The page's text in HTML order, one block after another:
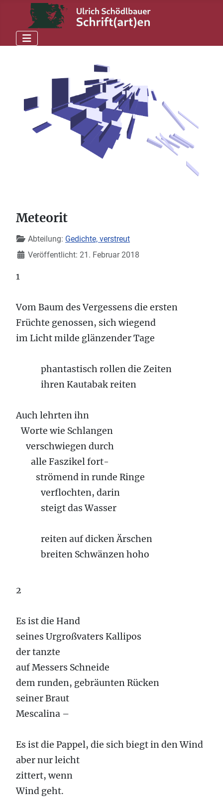
Meteorit
DetailsAbteilung: Gedichte, verstreut
Veröffentlicht: 21. Februar 2018
1
Vom Baum des Vergessens die ersten
Früchte genossen, sich wiegend
im Licht milde glänzender Tage
phantastisch rollen die Zeiten
ihren Kautabak reiten
Auch lehrten ihn
Worte wie Schlangen
verschwiegen durch
alle Faszikel fort-
strömend in runde Ringe
verflochten, darin
steigt das Wasser
reiten auf dicken Ärschen
breiten Schwänzen hoho
2
Es ist die Hand
seines Urgroßvaters Kallipos
der tanzte
auf Messers Schneide
dem runden, gebräunten Rücken
seiner Braut
Mescalina –
Es ist die Pappel, die sich biegt in den Wind
aber nur leicht
zittert, wenn
Wind geht.